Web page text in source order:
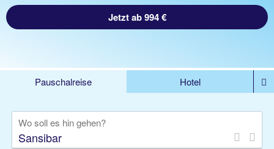
Jetzt ab 994 €
Pauschalreise
Hotel
Rundreise
Kreuzfahrt
Wo soll es hin gehen?